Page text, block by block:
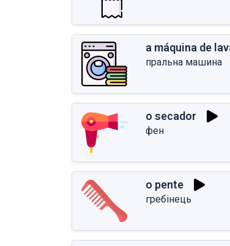
a máquina de
пральна машина
o secador
фен
o pente
гребінець